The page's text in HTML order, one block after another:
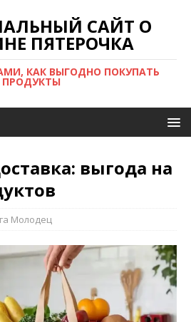
САЙТ О
ПЯТЕРОЧКА
КАК ВЫГОДНО ПОКУПАТЬ
ПРОДУКТЫ
выгода на
Молодец